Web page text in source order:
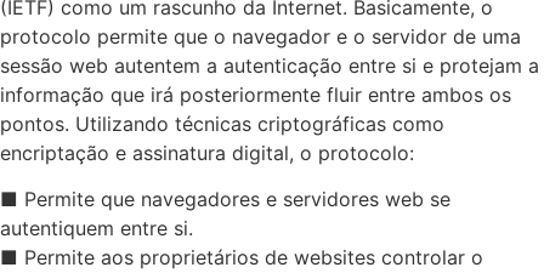
(IETF) como um rascunho da Internet. Basicamente, o
protocolo permite que o navegador e o servidor de uma
sessão web autentem a autenticação entre si e protejam a
informação que irá posteriormente fluir entre ambos os
pontos. Utilizando técnicas criptográficas como
encriptação e assinatura digital, o protocolo:
■ Permite que navegadores e servidores web se
autentiquem entre si.
■ Permite aos proprietários de websites controlar o